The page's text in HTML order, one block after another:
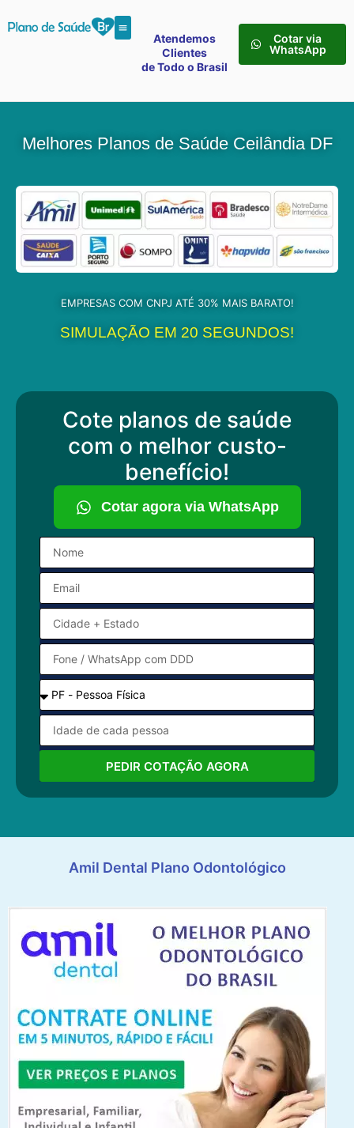
Atendemos
Clientes
de Todo o Brasil
Cotar via
WhatsApp
Melhores Planos de Saúde Ceilândia DF
EMPRESAS COM CNPJ ATÉ 30% MAIS BARATO!
SIMULAÇÃO EM 20 SEGUNDOS!
Cote planos de saúde
com o melhor custo-
benefício!
Cotar agora via WhatsApp
PEDIR COTAÇÃO AGORA
Amil Dental Plano Odontológico